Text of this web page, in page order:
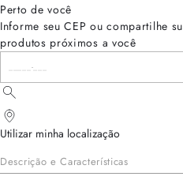
Perto de você
Informe seu CEP ou compartilhe
produtos próximos a você
Utilizar minha localização
Descrição e Características